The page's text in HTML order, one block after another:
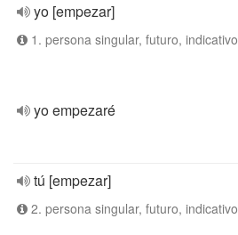
yo [empezar]
1. persona singular, futuro, indicativo
yo empezaré
tú [empezar]
2. persona singular, futuro, indicativo